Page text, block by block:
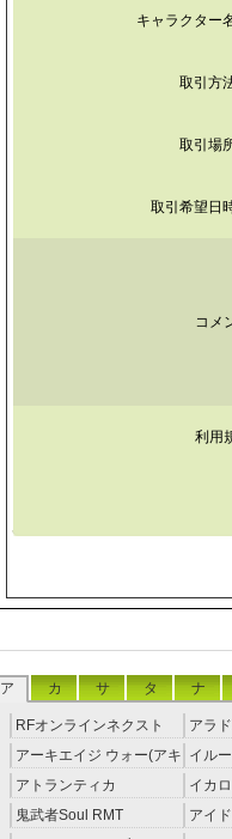
キャラクター
取引方
取引場
取引希望日
コメ
利用
ア カ サ タ ナ
RFオンラインネクスト
RMT
アラ
アーキエイジ ウォー(アキ
ウオ) RMT
イル
アトランティカ
RMT|Atlantica RMT
イカ
RMT
鬼武者Soul RMT
アイ